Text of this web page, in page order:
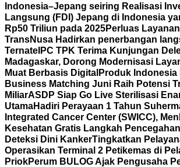
Indonesia–Jepang seiring Realisasi
Langsung (FDI) Jepang di Indonesia
Rp50 Triliun pada 2025Perluas
TransNusa Hadirkan penerbangan
Ternate IPC TPK Terima Kunjungan
Madagaskar, Dorong Modernisasi
Muat Berbasis Digital Produk Indonesia
Business Matching Juni Raih Potensi
MiliarASDP Siap Go Live Sterilisasi
UtamaHadiri Perayaan 1 Tahun
Integrated Cancer Center (SWICC),
Kesehatan Gratis Langkah
Deteksi Dini KankerTingkatkan
Operasikan Terminal 2 Petikemas di
PriokPerum BULOG Ajak Pengusaha